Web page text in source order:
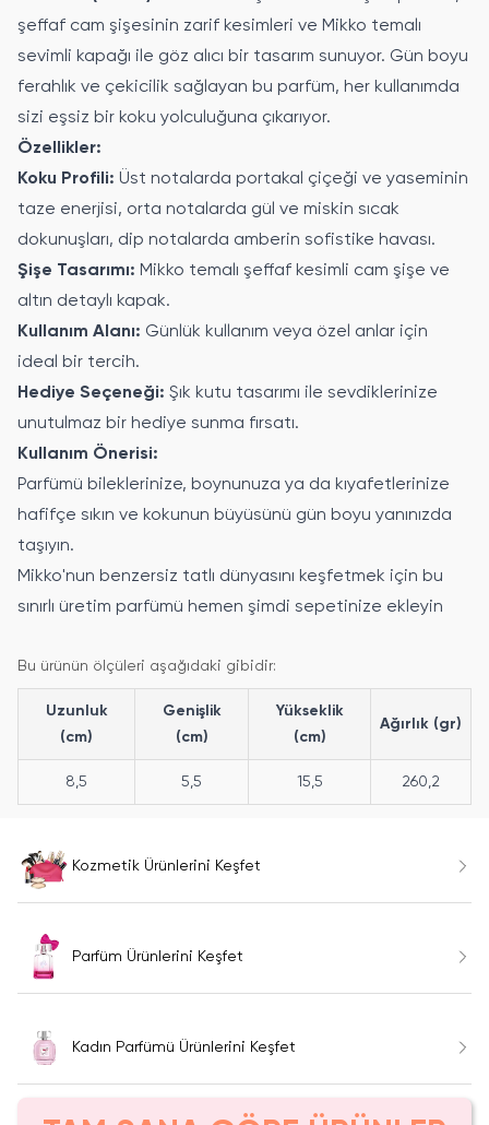
şeffaf cam şişesinin zarif kesimleri ve Mikko temalı
sevimli kapağı ile göz alıcı bir tasarım sunuyor. Gün boyu
ferahlık ve çekicilik sağlayan bu parfüm, her kullanımda
sizi eşsiz bir koku yolculuğuna çıkarıyor.
Özellikler:
Koku Profili: Üst notalarda portakal çiçeği ve yaseminin
taze enerjisi, orta notalarda gül ve miskin sıcak
dokunuşları, dip notalarda amberin sofistike havası.
Şişe Tasarımı: Mikko temalı şeffaf kesimli cam şişe ve
altın detaylı kapak.
Kullanım Alanı: Günlük kullanım veya özel anlar için
ideal bir tercih.
Hediye Seçeneği: Şık kutu tasarımı ile sevdiklerinize
unutulmaz bir hediye sunma fırsatı.
Kullanım Önerisi:
Parfümü bileklerinize, boynunuza ya da kıyafetlerinize
hafifçe sıkın ve kokunun büyüsünü gün boyu yanınızda
taşıyın.
Mikko'nun benzersiz tatlı dünyasını keşfetmek için bu
sınırlı üretim parfümü hemen şimdi sepetinize ekleyin
Bu ürünün ölçüleri aşağıdaki gibidir:
Uzunluk
(cm)
Genişlik
(cm)
Yükseklik
(cm)
Ağırlık (gr)
8,5 5,5 15,5 260,2
Kozmetik Ürünlerini Keşfet
Parfüm Ürünlerini Keşfet
Kadın Parfümü Ürünlerini Keşfet